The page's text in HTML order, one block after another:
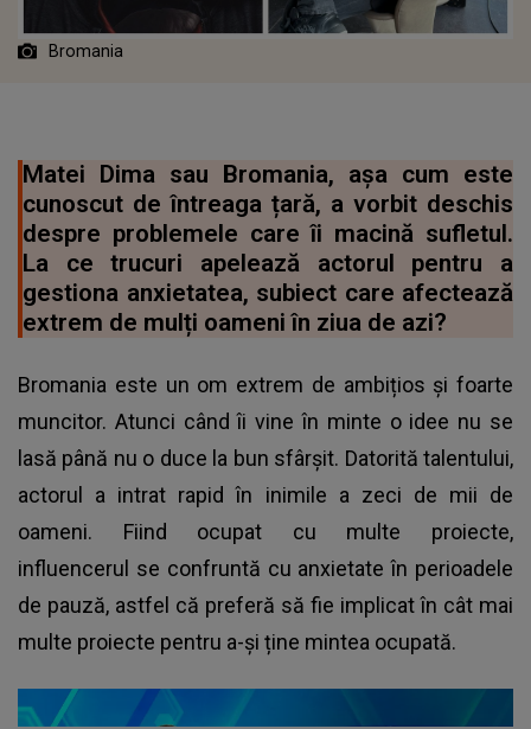
Bromania
Matei Dima sau Bromania, așa cum este
cunoscut de întreaga țară, a vorbit deschis
despre problemele care îi macină sufletul.
La ce trucuri apelează actorul pentru a
gestiona anxietatea, subiect care afectează
extrem de mulți oameni în ziua de azi?
Bromania este un om extrem de ambițios și foarte
muncitor. Atunci când îi vine în minte o idee nu se
lasă până nu o duce la bun sfârșit. Datorită talentului,
actorul a intrat rapid în inimile a zeci de mii de
oameni. Fiind ocupat cu multe proiecte,
influencerul se confruntă cu anxietate în perioadele
de pauză, astfel că preferă să fie implicat în cât mai
multe proiecte pentru a-și ține mintea ocupată.